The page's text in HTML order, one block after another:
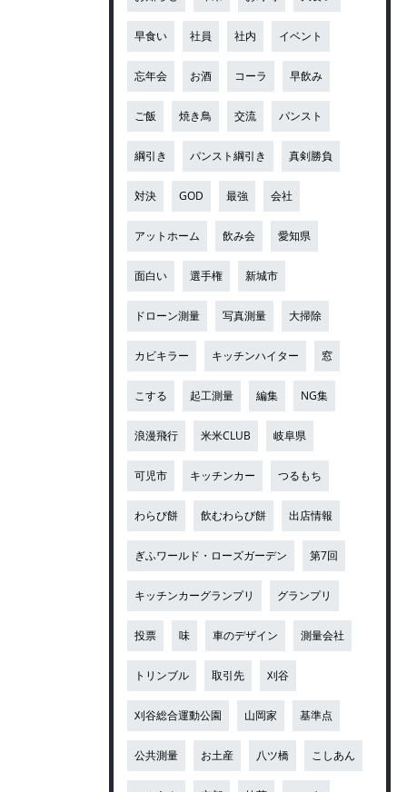
早食い 社員 社内 イベント
忘年会 お酒 コーラ 早飲み
ご飯 焼き鳥 交流 パンスト
綱引き パンスト綱引き 真剣勝負
対決 GOD 最強 会社
アットホーム 飲み会 愛知県
面白い 選手権 新城市
ドローン測量 写真測量 大掃除
カビキラー キッチンハイター 窓
こする 起工測量 編集 NG集
浪漫飛行 米米CLUB 岐阜県
可児市 キッチンカー つるもち
わらび餅 飲むわらび餅 出店情報
ぎふワールド・ローズガーデン 第7回
キッチンカーグランプリ グランプリ
投票 味 車のデザイン 測量会社
トリンブル 取引先 刈谷
刈谷総合運動公園 山岡家 基準点
公共測量 お土産 八ツ橋 こしあん